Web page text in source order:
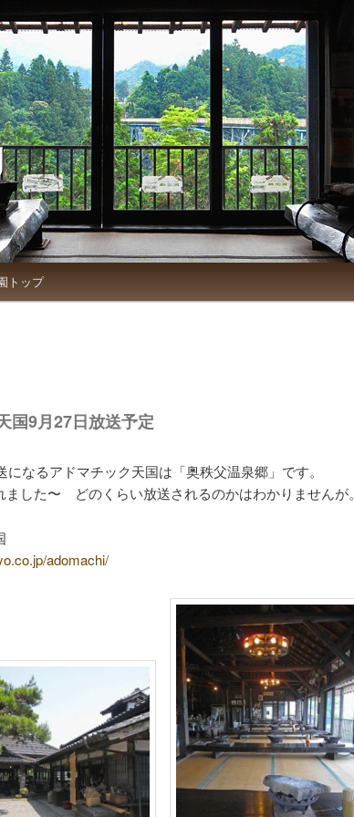
せブログ
トップ
国9月27日放送予定
になるアドマチック天国は「奥秩父温泉郷」です。
ました〜 どのくらい放送されるのかはわかりませんが。
adomachi/